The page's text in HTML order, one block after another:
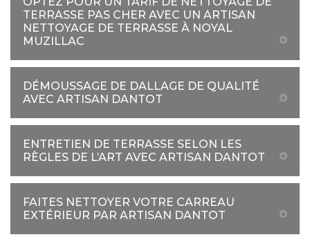
TERRASSE PAS CHER AVEC UN ARTISAN
NETTOYAGE DE TERRASSE À NOYAL
MUZILLAC
DÉMOUSSAGE DE DALLAGE DE QUALITÉ
AVEC ARTISAN DANTOT
ENTRETIEN DE TERRASSE SELON LES
RÈGLES DE L’ART AVEC ARTISAN DANTOT
FAITES NETTOYER VOTRE CARREAU
EXTÉRIEUR PAR ARTISAN DANTOT